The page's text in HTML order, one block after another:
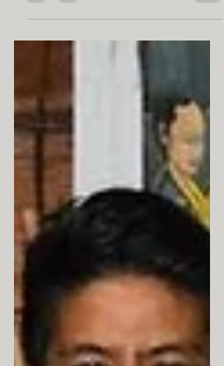
otro gran momento de mi viaje por el
Sudeste Asiático.